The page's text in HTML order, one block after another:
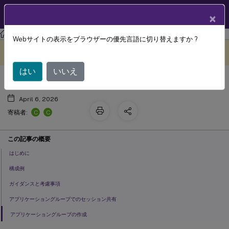
Citrix Virtual Apps and Desktops7 2511
アプリケーショングループの作成
April 6, 2026
寄稿者:
C C
この記事の概要
はじめに
構成例
ガイダンスと考慮事項
アプリケーショングループでのセッション共有
アプリケーショングループの作成
×
Webサイトの表示をブラウザーの優先言語に切り替えますか ?
はい いいえ